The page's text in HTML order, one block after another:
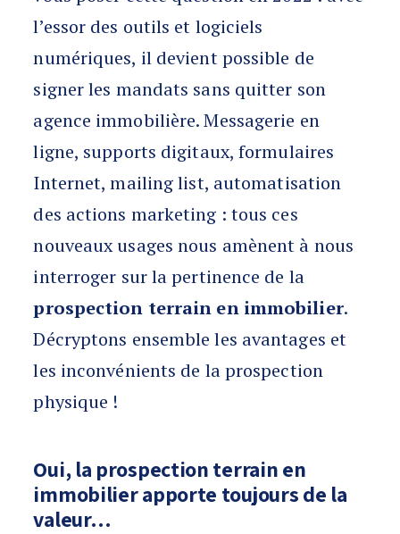
l’essor des outils et logiciels
numériques, il devient possible de
signer les mandats sans quitter son
agence immobilière. Messagerie en
ligne, supports digitaux, formulaires
Internet, mailing list, automatisation
des actions marketing : tous ces
nouveaux usages nous amènent à nous
interroger sur la pertinence de la
prospection terrain en immobilier.
Décryptons ensemble les avantages et
les inconvénients de la prospection
physique !
Oui, la prospection terrain en
immobilier apporte toujours de la
valeur…